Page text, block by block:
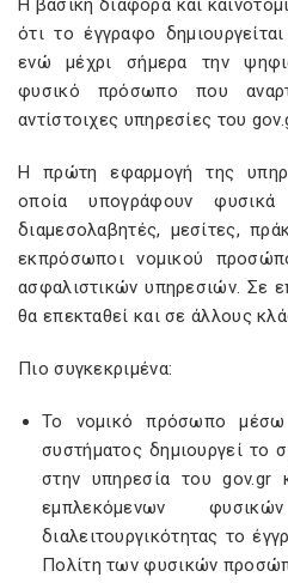
Η βασική διαφορά και
ότι το έγγραφο
ενώ μέχρι σήμερα την
φυσικό πρόσωπο που
αντίστοιχες υπηρεσίες του
Η πρώτη εφαρμογή της
οποία υπογράφουν φυσικά
διαμεσολαβητές, μεσίτες,
εκπρόσωποι νομικού
ασφαλιστικών υπηρεσιών. Σε
θα επεκταθεί και σε άλλους
Πιο συγκεκριμένα:
Το νομικό πρόσωπο
συστήματος δημιουργεί το
στην υπηρεσία του
εμπλεκόμενων
διαλειτουργικότητας το
Πολίτη των φυσικών